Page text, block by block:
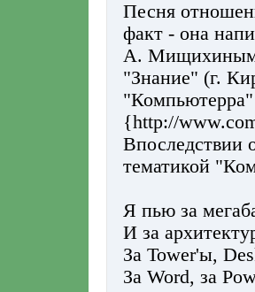
Песня
факт - она
А. Мищихиным
"Знание" (г.
"Компьютерра"
{http://
Впоследствии
тематикой
Я пью за
И за
За Tower'ы,
За Word, за